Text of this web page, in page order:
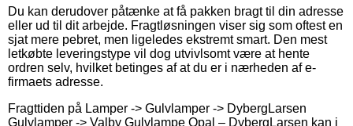
Du kan derudover påtænke at få pakken bragt til din adresse
eller ud til dit arbejde. Fragtløsningen viser sig som oftest en
sjat mere pebret, men ligeledes ekstremt smart. Den mest
letkøbte leveringstype vil dog utvivlsomt være at hente
ordren selv, hvilket betinges af at du er i nærheden af e-
firmaets adresse.
Fragttiden på Lamper -> Gulvlamper -> DybergLarsen
Gulvlamper -> Valby Gulvlampe Opal – DybergLarsen kan i